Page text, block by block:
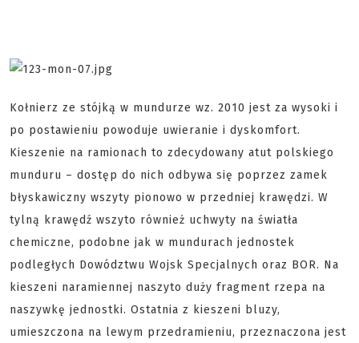
Kołnierz ze stójką w mundurze wz. 2010 jest za wysoki i
po postawieniu powoduje uwieranie i dyskomfort.
Kieszenie na ramionach to zdecydowany atut polskiego
munduru – dostęp do nich odbywa się poprzez zamek
błyskawiczny wszyty pionowo w przedniej krawędzi. W
tylną krawędź wszyto również uchwyty na światła
chemiczne, podobne jak w mundurach jednostek
podległych Dowództwu Wojsk Specjalnych oraz BOR. Na
kieszeni naramiennej naszyto duży fragment rzepa na
naszywkę jednostki. Ostatnia z kieszeni bluzy,
umieszczona na lewym przedramieniu, przeznaczona jest